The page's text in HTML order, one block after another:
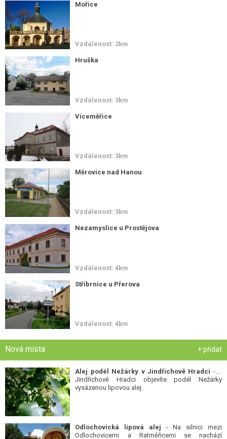
Mořice
Vzdálenost: 2km
Hruška
Vzdálenost: 3km
Víceměřice
Vzdálenost: 3km
Měrovice nad Hanou
Vzdálenost: 3km
Nezamyslice u Prostějova
Vzdálenost: 4km
Stříbrnice u Přerova
Vzdálenost: 4km
Nová místa + přidat
Alej podél Nežárky v Jindřichově Hradci - V
Jindřichově Hradci objevíte podél Nežárky
vysázenou lipovou alej.
Odlochovická lipová alej - Na silnici mezi
Odlochovicemi a Ratměřicemi se nachází